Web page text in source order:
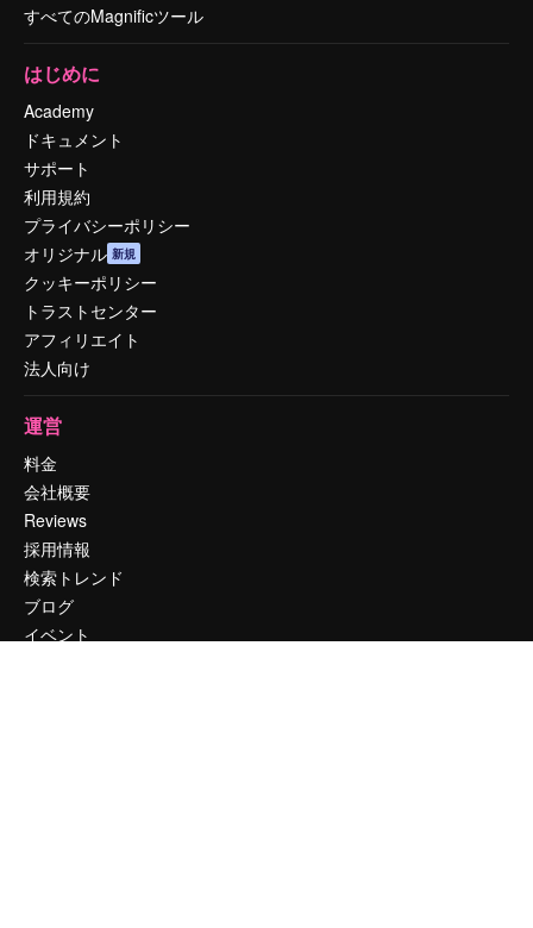
すべてのMagnificツール
はじめに
Academy
ドキュメント
サポート
利用規約
プライバシーポリシー
オリジナル 新規
クッキーポリシー
トラストセンター
アフィリエイト
法人向け
運営
料金
会社概要
Reviews
採用情報
検索トレンド
ブログ
イベント